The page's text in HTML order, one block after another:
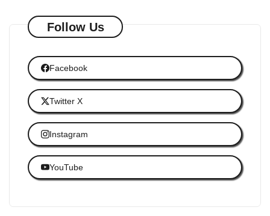
Follow Us
Facebook
Twitter X
Instagram
YouTube